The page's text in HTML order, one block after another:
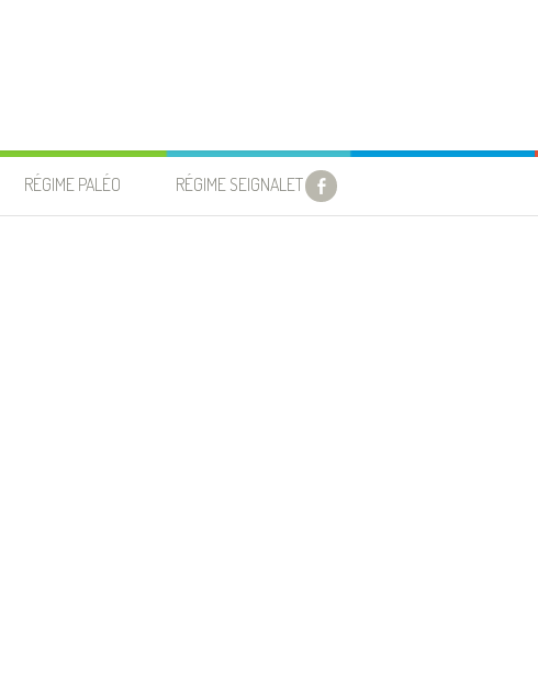
RÉGIME PALÉO RÉGIME SEIGNALET